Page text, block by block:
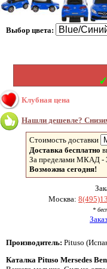
Выбор цвета:
✓
Клубная цена
Нашли дешевле?
Стоимость доставки
Доставка бесплатно
За пределами МКАД -
Возможна сегодня!
Москва:
*
Производитель: Pituso
Каталка Pituso Mersedes